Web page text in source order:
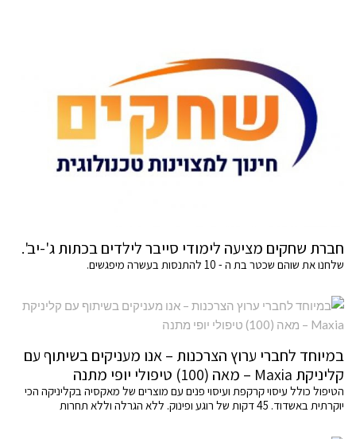
חברת שחקים מציעה לימודי סייבר לילדים בכתות ג'-יב'.
שלחנו את שוהם שכטר בת ה - 10 להתנסות בעשרה מיפגשים.
במיוחד לחברי ערוץ הצרכנות – אנו מעניקים בשיתוף עם
קליניקת Maxia – מאה (100) טיפולי יופי מתנה
הטיפול כולל עיסוי קרקפת ועיסוי פנים עם מוצרים של מאקסיה בקליניקה הכי
יוקרתית באשדוד. 45 דקות של רוגע ופינוק. ללא הגרלה וללא תחרות